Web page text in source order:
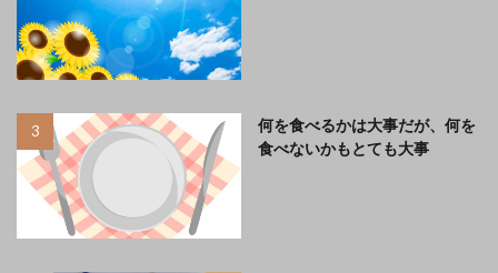
何を食べるかは大事だが、何を
食べないかもとても大事